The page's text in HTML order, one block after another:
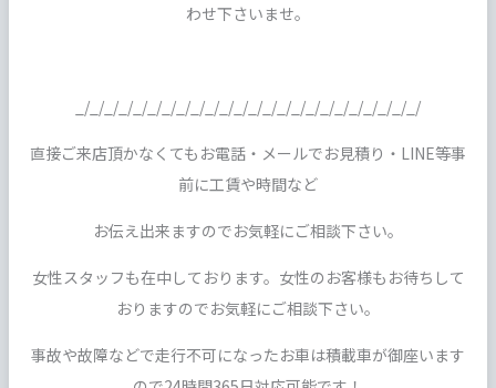
わせ下さいませ。
_/_/_/_/_/_/_/_/_/_/_/_/_/_/_/_/_/_/_/_/_/_/_/_/
直接ご来店頂かなくてもお電話・メールでお見積り・LINE等事
前に工賃や時間など
お伝え出来ますのでお気軽にご相談下さい。
女性スタッフも在中しております。女性のお客様もお待ちして
おりますのでお気軽にご相談下さい。
事故や故障などで走行不可になったお車は積載車が御座います